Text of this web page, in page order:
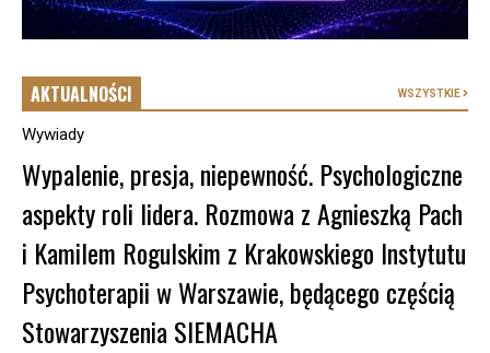
AKTUALNOŚCI WSZYSTKIE
Wywiady
Wypalenie, presja, niepewność. Psychologiczne
aspekty roli lidera. Rozmowa z Agnieszką Pach
i Kamilem Rogulskim z Krakowskiego Instytutu
Psychoterapii w Warszawie, będącego częścią
Stowarzyszenia SIEMACHA